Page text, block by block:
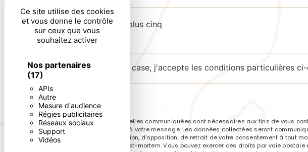
Ce site utilise des cookies
et vous donne le contrôle
sur ceux que vous
souhaitez activer
Nos partenaires
(17)
APIs
Autre
Mesure d'audience
Régies publicitaires
Réseaux sociaux
Support
Vidéos
Combien font cinq plus cinq
En cochant cette case, j'accepte les conditions particulières
** Les données personnelles communiquées sont nécessaires aux fins de vous
le seul but de répondre à votre message. Les données collectées seront
de portabilité, de limitation, d’opposition, de retrait de votre consentement à tout
sort de vos données post-mortem. Vous pouvez exercer ces droits par voie